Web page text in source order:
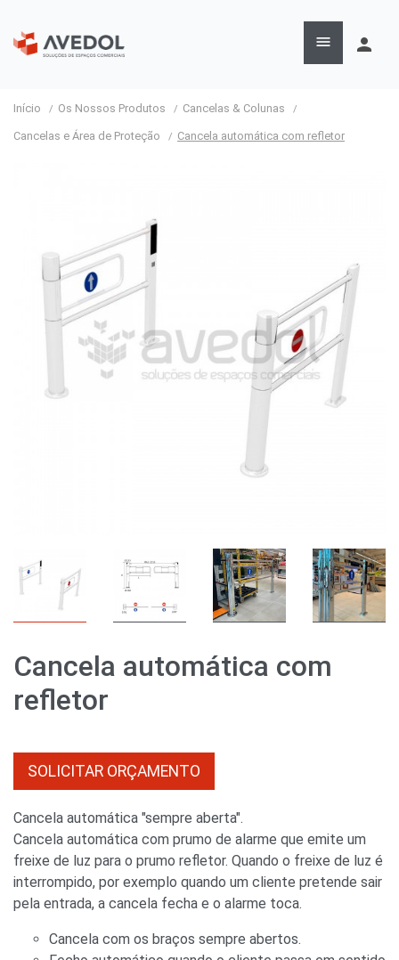
 person
Início Os Nossos Produtos Cancelas & Colunas
Cancelas e Área de Proteção Cancela automática com refletor
Cancela automática com
refletor
SOLICITAR ORÇAMENTO
Cancela automática "sempre aberta".
Cancela automática com prumo de alarme que emite um
freixe de luz para o prumo refletor. Quando o freixe de luz é
interrompido, por exemplo quando um cliente pretende sair
pela entrada, a cancela fecha e o alarme toca.
Cancela com os braços sempre abertos.